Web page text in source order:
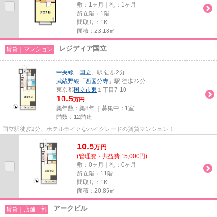
敷：1ヶ月｜礼：1ヶ月
所在階：1階
間取り：1K
面積：23.18㎡
賃貸｜マンション レジディア国立
中央線 「 国立 」駅 徒歩2分
武蔵野線 「 西国分寺 」駅 徒歩22分
東京都国立市東 １丁目7-10
10.5万円
築年数：築8年 ｜募集中： 1室
階数：12階建
国立駅徒歩2分、ホテルライクなハイグレードの賃貸マンション！
10.5万円
(管理費・共益費 15,000円)
敷：0ヶ月｜礼：0ヶ月
所在階：11階
間取り：1K
面積：20.85㎡
賃貸｜店舗一部 アークビル